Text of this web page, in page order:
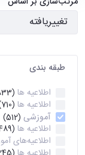
کامپیوتر
طبقه بندی
اطلاعیه ها (833)
اطلاعیه ها (710)
آموزشی (512)
اطلاعیه ها (489)
اطلاعیه‌های‌